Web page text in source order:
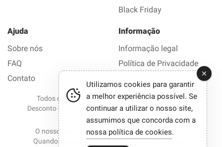
Black Friday
Ajuda
Sobre nós
FAQ
Contato
Informação
Informação legal
Política de Privacidade
Todos os direitos reservados © 2012-2026 Bom
Desconto - todos os códigos de desconto e promoções
em 1 clique.
O nosso site participa em programas de afiliação.
Quando clica em certos links e efetua uma compra,
Utilizamos cookies para garantir
a melhor experiência possível. Se
continuar a utilizar o nosso site,
assumimos que concorda com a
nossa política de cookies.